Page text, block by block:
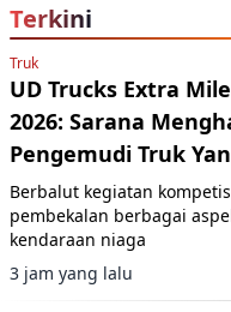
Terkini
Truk
UD Trucks Extra
2026: Sarana
Pengemudi Truk
Berbalut kegiatan
pembekalan berbagai
kendaraan niaga
3 jam yang lalu